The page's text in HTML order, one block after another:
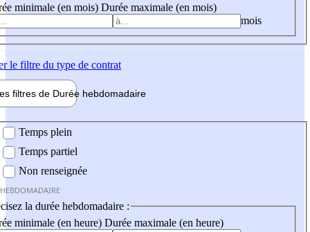
minimale (en mois) Durée maximale (en mois)
mois
le filtre du type de contrat
filtres de Durée hebdomadaire
Temps plein
Temps partiel
Non renseignée
la durée hebdomadaire :
minimale (en heure) Durée maximale (en heure)